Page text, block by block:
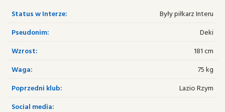
Status w Interze:
Były piłkarz Interu
Pseudonim:
Deki
Wzrost:
181 cm
Waga:
75 kg
Poprzedni klub:
Lazio Rzym
Social media: